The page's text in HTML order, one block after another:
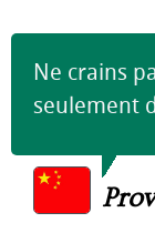
Ne crains
seulement